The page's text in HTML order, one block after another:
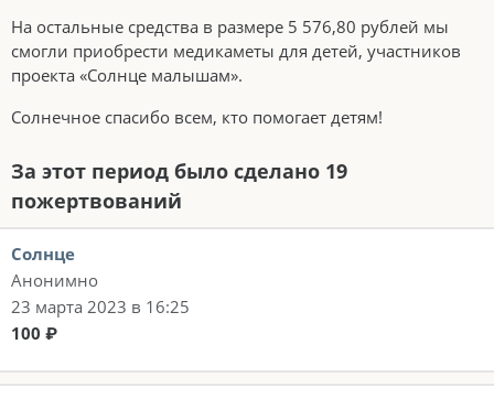
На остальные средства в размере 5 576,80 рублей мы
смогли приобрести медикаметы для детей, участников
проекта «Солнце малышам».
Солнечное спасибо всем, кто помогает детям!
За этот период было сделано 19
пожертвований
Солнце
Анонимно
23 марта 2023 в 16:25
100 ₽